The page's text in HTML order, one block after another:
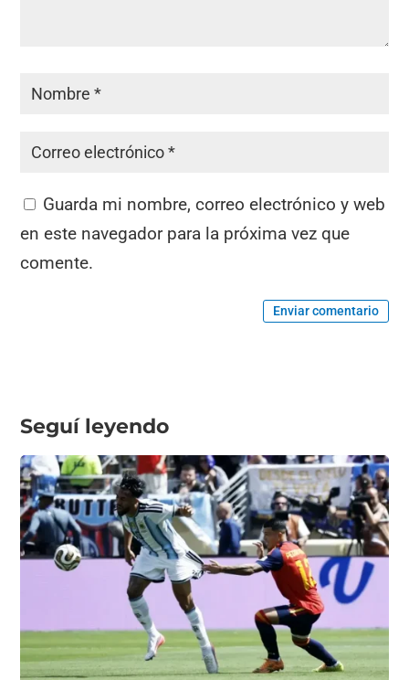
Guarda mi nombre, correo electrónico y web
en este navegador para la próxima vez que
comente.
Enviar comentario
Seguí leyendo